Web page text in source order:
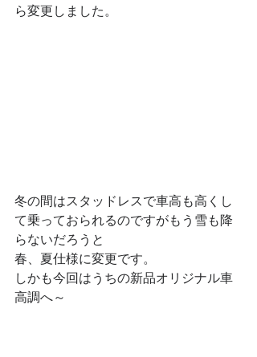
ら変更しました。
冬の間はスタッドレスで車高も高くし
て乗っておられるのですがもう雪も降
らないだろうと
春、夏仕様に変更です。
しかも今回はうちの新品オリジナル車
高調へ～